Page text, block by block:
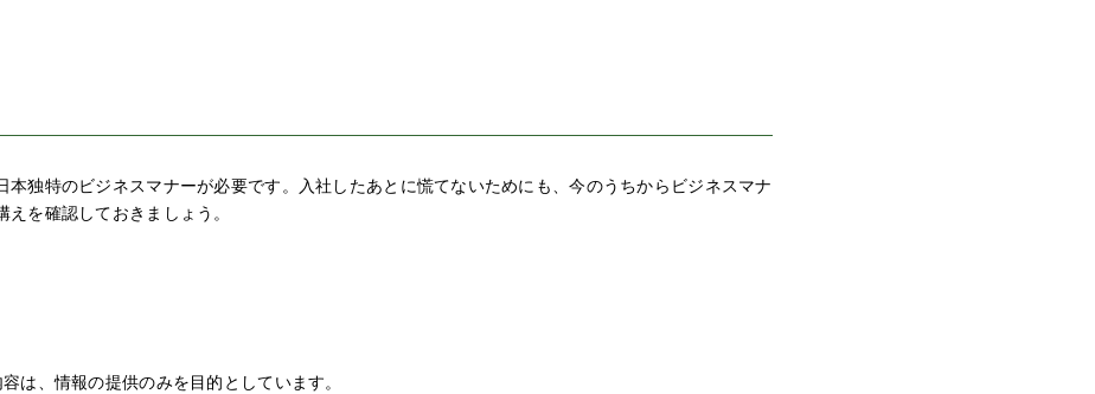
本独特のビジネスマナーが必要です。入社したあとに慌てないためにも、今のうちからビジネスマナ
を確認しておきましょう。
は、情報の提供のみを目的としています。